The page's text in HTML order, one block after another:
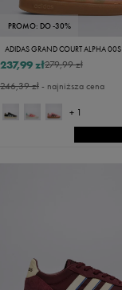
PROMO: DO -30%
ADIDAS GRAND COURT ALPHA 00S
279,99 zł
237,99 zł
246,39 zł- najniższa cena
+ 1